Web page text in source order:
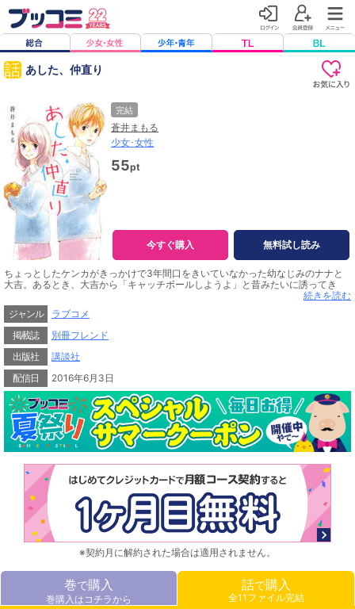
話 あした、仲直り
完結
蒼井まもる
少女･女性
55pt
今すぐ購入 無料試し読み
ちょっとしたケンカがきっかけで3年間口をきいていなかった幼なじみのナナと
大吉。あるとき、大吉から「キャッチボールしようよ」と昔みたいに誘ってき
て、戸惑うナナだけど――！？ 表題作・大人気幼なじみラブストーリーほか、
初期作品を収録。思春期の瑞々しさあふれる 蒼井まもる、初読みきり集。収録
作品／『あした、仲直り』前後編、『七月七日』、『雪の断片』
続きを読む
ジャンル
ラブコメ
掲載誌
別冊フレンド
出版社
講談社
配信日
2016年6月3日
※契約月に解約された場合は適用されません。
巻で購入
巻購入はコチラから
話で購入
全11ファイル完結